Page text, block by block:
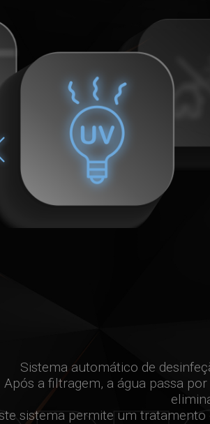
Sistema automático de
Após a filtragem, a água passa
sistema permite um